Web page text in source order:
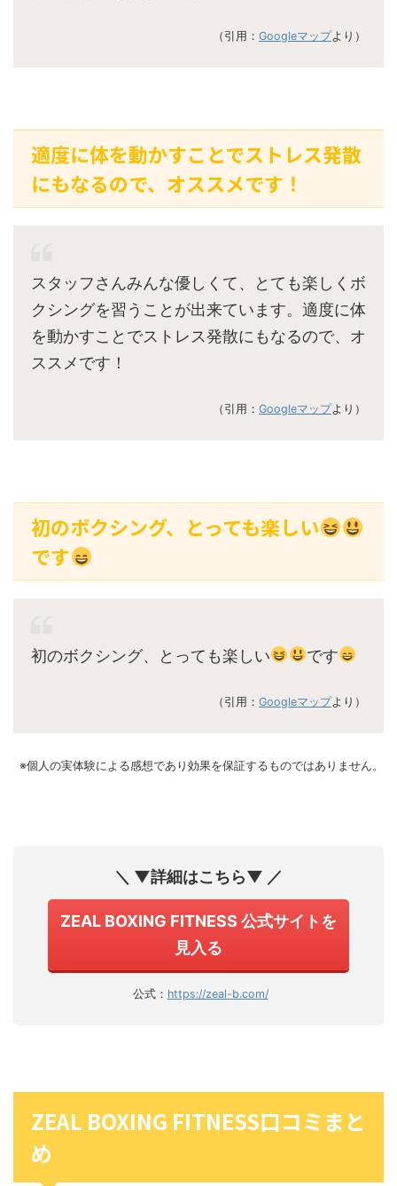
（引用： Googleマップより）
適度に体を動かすことでストレス発散
にもなるので、オススメです！
スタッフさんみんな優しくて、とても楽しくボ
クシングを習うことが出来ています。適度に体
を動かすことでストレス発散にもなるので、オ
ススメです！
（引用： Googleマップより）
初のボクシング、とっても楽しい
です
初のボクシング、とっても楽しい です
（引用： Googleマップより）
※個人の実体験による感想であり効果を保証するものではありません。
＼ ▼詳細はこちら▼ ／
ZEAL BOXING FITNESS 公式サイトを
見入る
公式： https://zeal-b.com/
ZEAL BOXING FITNESS口コミまと
め